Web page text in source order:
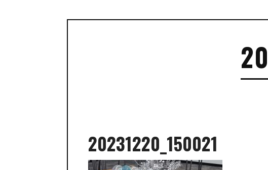
20231220_150021